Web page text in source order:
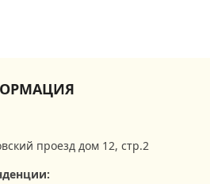
проезд дом 12, стр.2